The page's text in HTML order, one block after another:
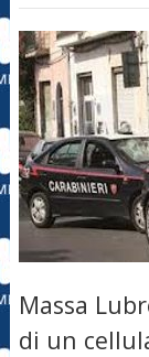
Massa
di un